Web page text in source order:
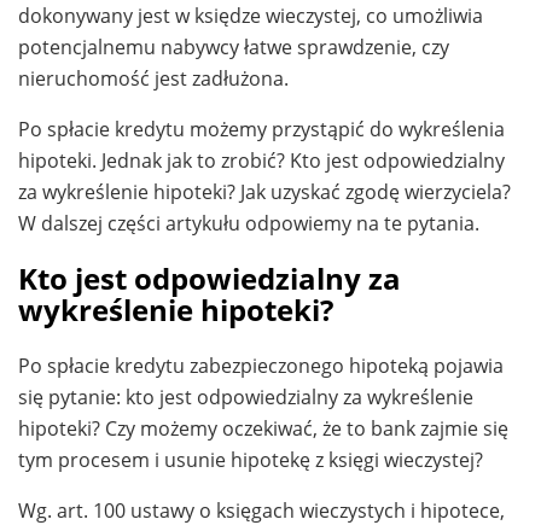
dokonywany jest w księdze wieczystej, co umożliwia
potencjalnemu nabywcy łatwe sprawdzenie, czy
nieruchomość jest zadłużona.
Po spłacie kredytu możemy przystąpić do wykreślenia
hipoteki. Jednak jak to zrobić? Kto jest odpowiedzialny
za wykreślenie hipoteki? Jak uzyskać zgodę wierzyciela?
W dalszej części artykułu odpowiemy na te pytania.
Kto jest odpowiedzialny za
wykreślenie hipoteki?
Po spłacie kredytu zabezpieczonego hipoteką pojawia
się pytanie: kto jest odpowiedzialny za wykreślenie
hipoteki? Czy możemy oczekiwać, że to bank zajmie się
tym procesem i usunie hipotekę z księgi wieczystej?
Wg. art. 100 ustawy o księgach wieczystych i hipotece,